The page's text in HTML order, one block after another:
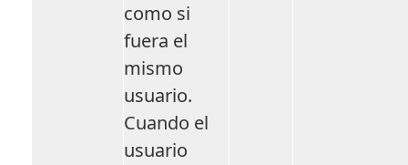
como si
fuera el
mismo
usuario.
Cuando el
usuario